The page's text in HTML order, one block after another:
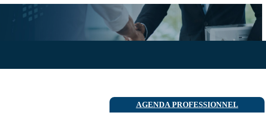
AGENDA PROFESSIONNEL